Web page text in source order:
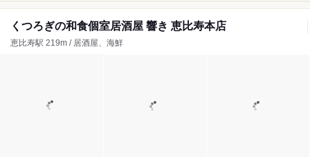
くつろぎの和食個室居酒屋 響き 恵比寿本店
恵比寿駅 219m / 居酒屋、海鮮